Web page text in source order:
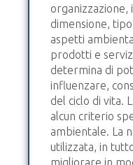
dimensione,
aspetti
prodotti e
determina di
influenzare,
del ciclo di vita.
alcun criterio
ambientale. La
utilizzata, in
migliorare in